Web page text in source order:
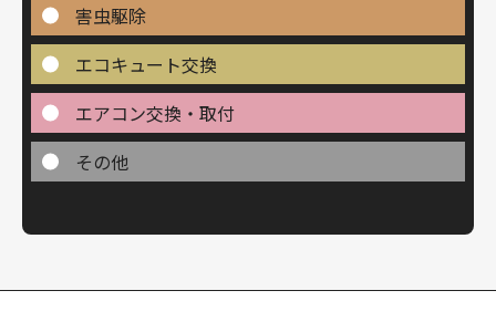
害虫駆除
エコキュート交換
エアコン交換・取付
その他